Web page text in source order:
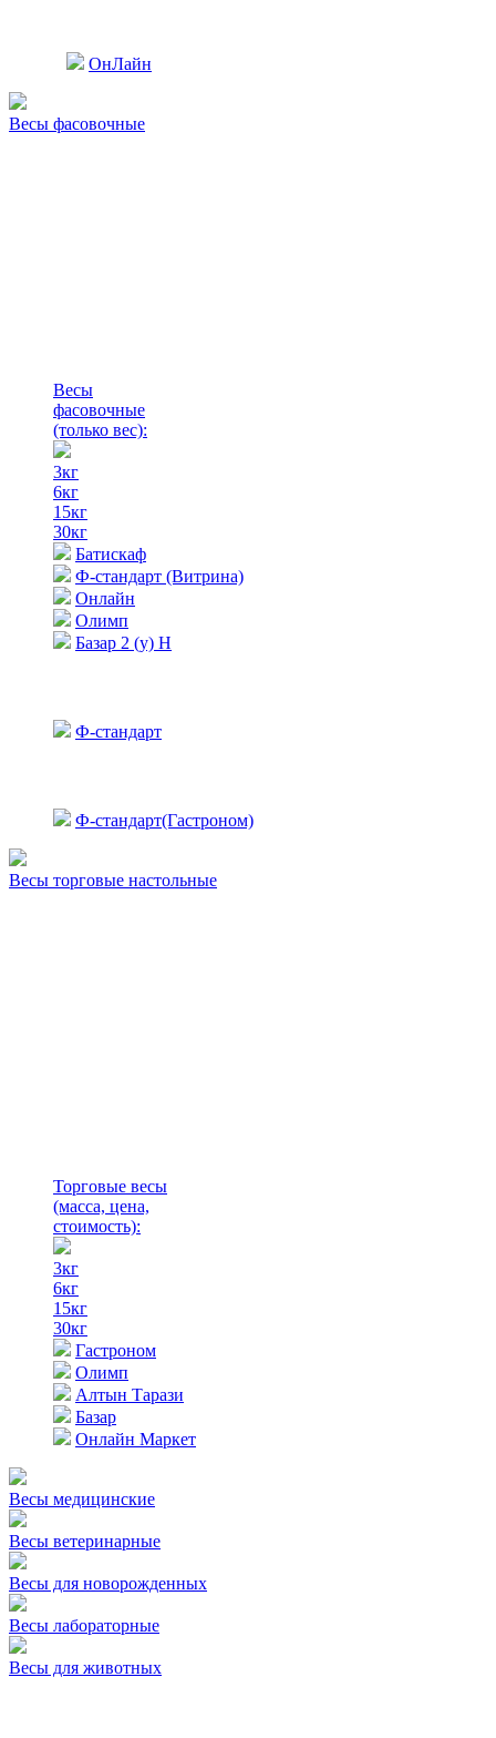
ОнЛайн
Весы фасовочные
Весы
фасовочные
(только вес):
3кг
6кг
15кг
30кг
Батискаф
Ф-стандарт (Витрина)
Онлайн
Олимп
Базар 2 (у) Н
Ф-стандарт
Ф-стандарт(Гастроном)
Весы торговые настольные
Торговые весы
(масса, цена,
стоимость):
3кг
6кг
15кг
30кг
Гастроном
Олимп
Алтын Тарази
Базар
Онлайн Маркет
Весы медицинские
Весы ветеринарные
Весы для новорожденных
Весы лабораторные
Весы для животных